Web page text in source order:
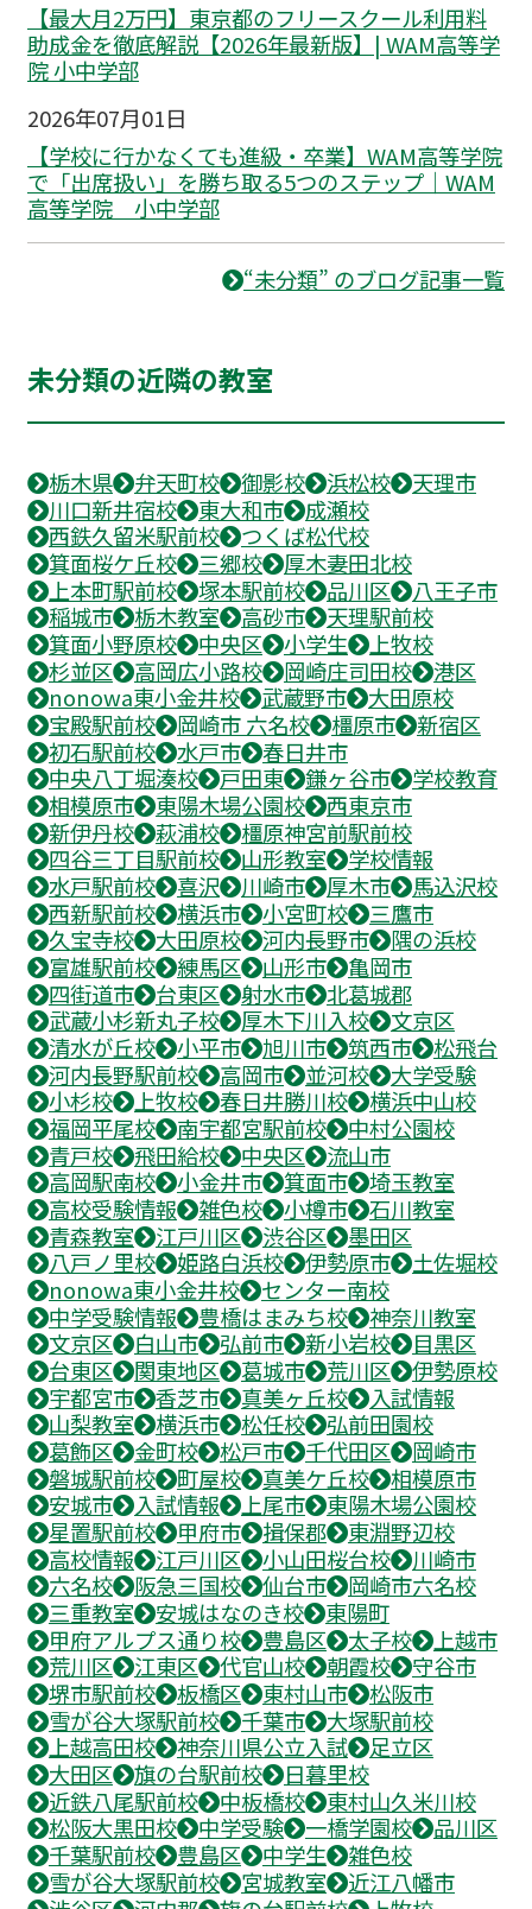
【最大月2万円】東京都のフリースクール利用料
助成金を徹底解説【2026年最新版】| WAM高等学
院 小中学部
2026年07月01日
【学校に行かなくても進級・卒業】WAM高等学院
で「出席扱い」を勝ち取る5つのステップ｜WAM
高等学院 小中学部
“未分類” のブログ記事一覧
未分類の近隣の教室
栃木県 弁天町校 御影校 浜松校
天理市
川口新井宿校
東大和市
成瀬校
西鉄久留米駅前校
つくば松代校
箕面桜ケ丘校
三郷校
厚木妻田北校
上本町駅前校
塚本駅前校 品川区
八王子市
稲城市
栃木教室 高砂市
天理駅前校
箕面小野原校
中央区 小学生
上牧校
杉並区
高岡広小路校 岡崎庄司田校
港区
nonowa東小金井校
武蔵野市
大田原校
宝殿駅前校
岡崎市 六名校 橿原市
新宿区
初石駅前校
水戸市
春日井市
中央八丁堀湊校
戸田東 鎌ヶ谷市
学校教育
相模原市
東陽木場公園校
西東京市
新伊丹校
萩浦校
橿原神宮前駅前校
四谷三丁目駅前校
山形教室
学校情報
水戸駅前校
喜沢 川崎市 厚木市
馬込沢校
西新駅前校
横浜市 小宮町校
三鷹市
久宝寺校
大田原校 河内長野市
隅の浜校
富雄駅前校
練馬区 山形市
亀岡市
四街道市
台東区 射水市
北葛城郡
武蔵小杉新丸子校
厚木下川入校
文京区
清水が丘校
小平市 旭川市 筑西市
松飛台
河内長野駅前校
高岡市 並河校
大学受験
小杉校
上牧校 春日井勝川校
横浜中山校
福岡平尾校
南宇都宮駅前校
中村公園校
青戸校
飛田給校 中央区
流山市
高岡駅南校
小金井市 箕面市
埼玉教室
高校受験情報
雑色校 小樽市
石川教室
青森教室
江戸川区 渋谷区
墨田区
八戸ノ里校
姫路白浜校 伊勢原市
土佐堀校
nonowa東小金井校
センター南校
中学受験情報
豊橋はまみち校
神奈川教室
文京区
白山市 弘前市 新小岩校
目黒区
台東区
関東地区 葛城市 荒川区
伊勢原校
宇都宮市
香芝市 真美ヶ丘校
入試情報
山梨教室
横浜市 松任校
弘前田園校
葛飾区
金町校 松戸市 千代田区
岡崎市
磐城駅前校
町屋校 真美ケ丘校
相模原市
安城市
入試情報 上尾市
東陽木場公園校
星置駅前校
甲府市 揖保郡
東淵野辺校
高校情報
江戸川区 小山田桜台校
川崎市
六名校
阪急三国校 仙台市
岡崎市六名校
三重教室
安城はなのき校
東陽町
甲府アルプス通り校
豊島区 太子校
上越市
荒川区
江東区 代官山校 朝霞校
守谷市
堺市駅前校
板橋区 東村山市
松阪市
雪が谷大塚駅前校
千葉市
大塚駅前校
上越高田校
神奈川県公立入試
足立区
大田区
旗の台駅前校
日暮里校
近鉄八尾駅前校
中板橋校
東村山久米川校
松阪大黒田校
中学受験 一橋学園校
品川区
千葉駅前校
豊島区 中学生
雑色校
雪が谷大塚駅前校
宮城教室
近江八幡市